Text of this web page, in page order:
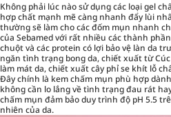
Không phải lúc nào sử dụng các loại gel
hợp chất mạnh mẽ càng nhanh đẩy lùi
thường sẽ làm cho các đốm mụn nhanh
của Sebamed với rất nhiều các thành
chuột và các protein có lợi bảo vệ làn da
ngăn tình trạng bong da, chiết xuất từ
làm mát da, chiết xuất cây phỉ se khít lỗ
Đây chính là kem chấm mụn phù hợp
không cần lo lắng về tình trạng đau rát
chấm mụn đảm bảo duy trình độ pH 5.5
nhiên của da.